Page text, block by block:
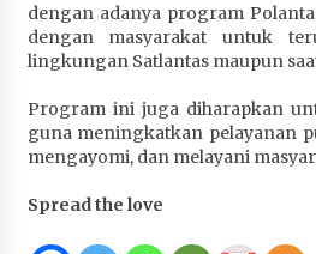
Pelatihan PDPP 2026 Bali
4 minggu ago
Sumbawa Berupaya Wujudkan
Kepolisian yang Profesional
4 minggu ago
Capaian Program Pemerintah
dengan adanya program
dengan masyarakat untuk
lingkungan Satlantas maupun
Program ini juga diharapkan
guna meningkatkan pelayanan
mengayomi, dan melayani
Spread the love